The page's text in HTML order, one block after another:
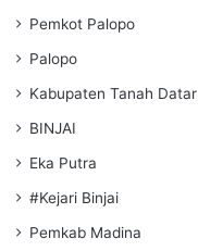
Pemkot Palopo
Palopo
Kabupaten Tanah Datar
BINJAI
Eka Putra
#Kejari Binjai
Pemkab Madina